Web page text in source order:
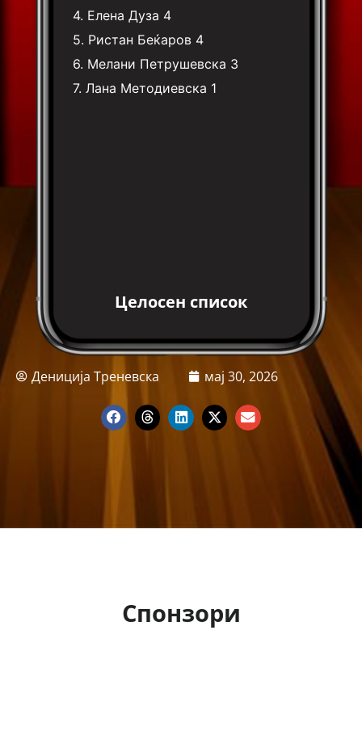
4. Елена Дуза 4
5. Ристан Беќаров 4
6. Мелани Петрушевска 3
7.Лана Методиевска 1
Целосен список
Дениција Треневска мај 30, 2026
Спонзори